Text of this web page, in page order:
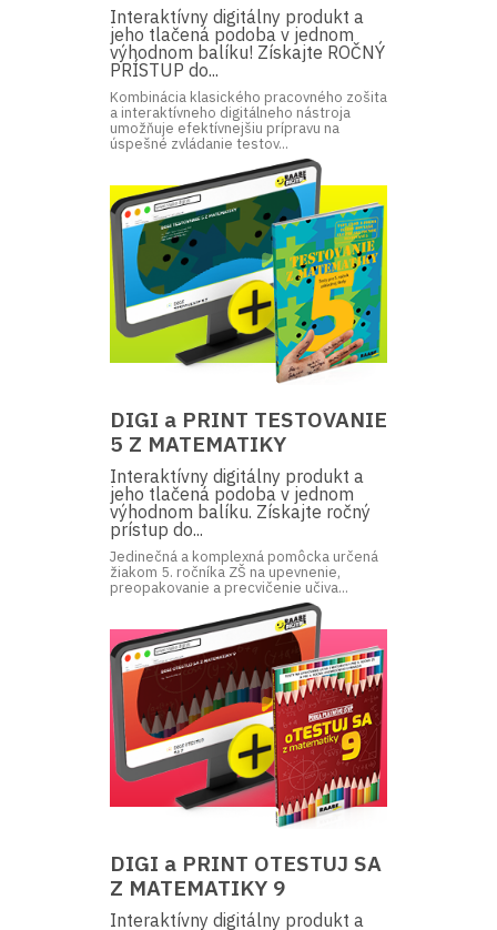
Interaktívny digitálny produkt a
jeho tlačená podoba v jednom
výhodnom balíku! Získajte ROČNÝ
PRÍSTUP do...
Kombinácia klasického pracovného zošita
a interaktívneho digitálneho nástroja
umožňuje efektívnejšiu prípravu na
úspešné zvládanie testov...
DIGI a PRINT TESTOVANIE
5 Z MATEMATIKY
Interaktívny digitálny produkt a
jeho tlačená podoba v jednom
výhodnom balíku. Získajte ročný
prístup do...
Jedinečná a komplexná pomôcka určená
žiakom 5. ročníka ZŠ na upevnenie,
preopakovanie a precvičenie učiva...
DIGI a PRINT OTESTUJ SA
Z MATEMATIKY 9
Interaktívny digitálny produkt a